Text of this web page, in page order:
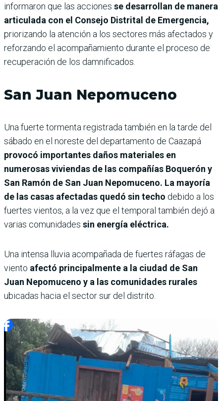
informaron que las acciones se desarrollan de manera
articulada con el Consejo Distrital de Emergencia,
priorizando la atención a los sectores más afectados y
reforzando el acompañamiento durante el proceso de
recuperación de los damnificados.
San Juan Nepomuceno
Una fuerte tormenta registrada también en la tarde del
sábado en el noreste del departamento de Caazapá
provocó importantes daños materiales en
numerosas viviendas de las compañías Boquerón y
San Ramón de San Juan Nepomuceno. La mayoría
de las casas afectadas quedó sin techo debido a los
fuertes vientos, a la vez que el temporal también dejó a
varias comunidades sin energía eléctrica.
Una intensa lluvia acompañada de fuertes ráfagas de
viento afectó principalmente a la ciudad de San
Juan Nepomuceno y a las comunidades rurales
ubicadas hacia el sector sur del distrito.